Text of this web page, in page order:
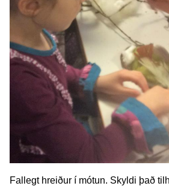
Fallegt hreiður í mótun. Skyldi það